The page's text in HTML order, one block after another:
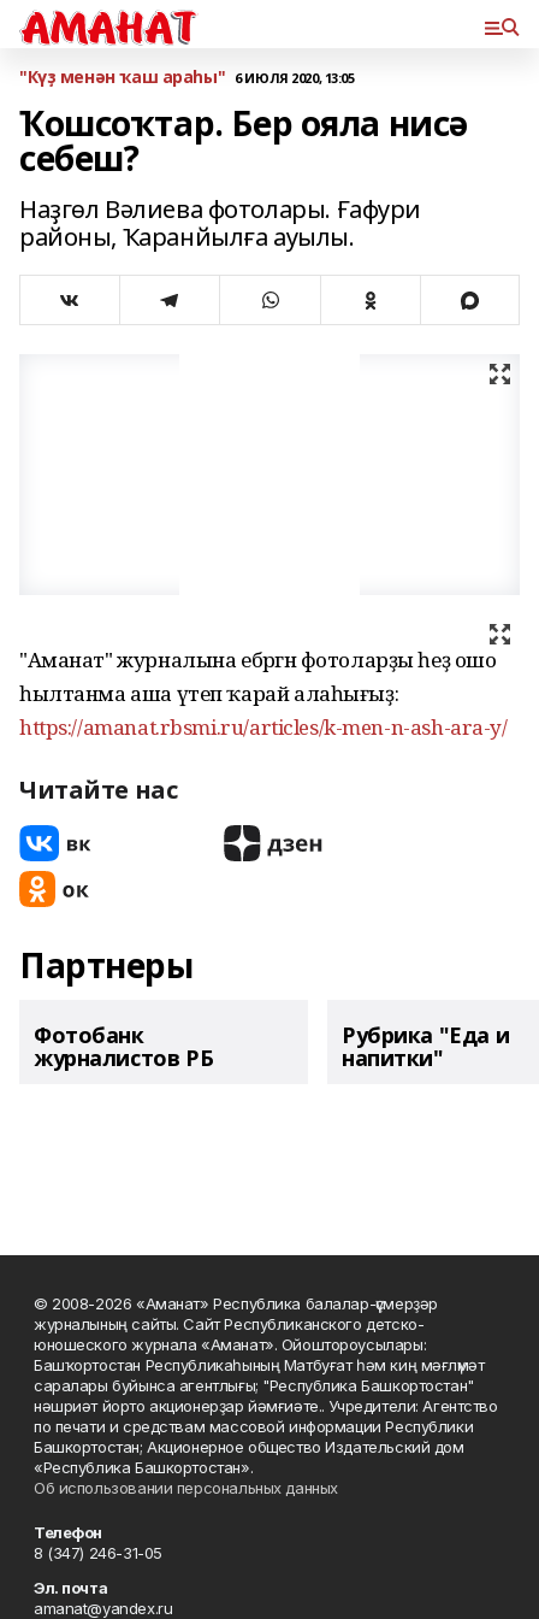
"Күҙ менән ҡаш араһы" 6 ИЮЛЯ 2020, 13:05
Ҡошсоҡтар. Бер ояла нисә
себеш?
Наҙгөл Вәлиева фотолары. Ғафури
районы, Ҡаранйылға ауылы.
"Аманат" журналына ебәргән фотоларҙы һеҙ ошо
һылтанма аша үтеп ҡарай алаһығыҙ:
https://amanat.rbsmi.ru/articles/k-men-n-ash-ara-y/
Читайте нас
Партнеры
Фотобанк
журналистов РБ
Рубрика "Еда и
напитки"
© 2008-2026 «Аманат» Республика балалар-үҫмерҙәр
журналының сайты. Сайт Республиканского детско-
юношеского журнала «Аманат». Ойоштороусылары:
Башҡортостан Республикаһының Матбуғат һәм киң мәғлүмәт
саралары буйынса агентлығы; "Республика Башкортостан"
нәшриәт йорто акционерҙар йәмғиәте.. Учредители: Агентство
по печати и средствам массовой информации Республики
Башкортостан; Акционерное общество Издательский дом
«Республика Башкортостан».
Об использовании персональных данных
Телефон
8 (347) 246-31-05
Эл. почта
amanat@yandex.ru